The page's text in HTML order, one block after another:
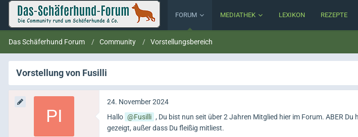
FORUM MEDIATHEK LEXIKON REZEPTE
Das Schäferhund Forum Community Vorstellungsbereich
Vorstellung von Fusilli
24. November 2024
Hallo
Fusilli , Du bist nun seit über 2 Jahren Mitglied hier im Forum. ABER Du
gezeigt, außer dass Du fleißig mitliest.